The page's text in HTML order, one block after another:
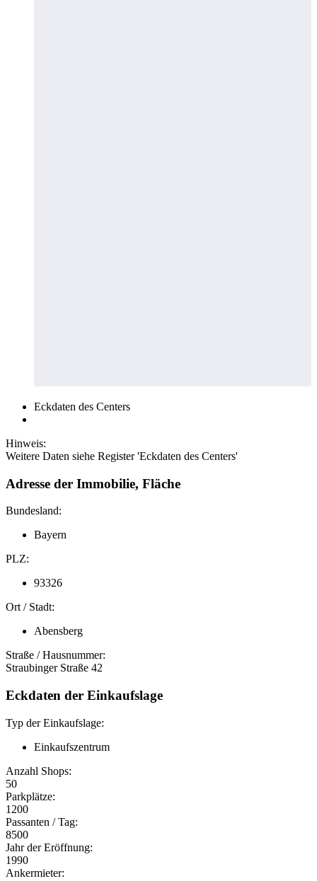
Eckdaten des Centers
Hinweis:
Weitere Daten siehe Register 'Eckdaten des Centers'
Adresse der Immobilie, Fläche
Bundesland:
Bayern
PLZ:
93326
Ort / Stadt:
Abensberg
Straße / Hausnummer:
Straubinger Straße 42
Eckdaten der Einkaufslage
Typ der Einkaufslage:
Einkaufszentrum
Anzahl Shops:
50
Parkplätze:
1200
Passanten / Tag:
8500
Jahr der Eröffnung:
1990
Ankermieter: